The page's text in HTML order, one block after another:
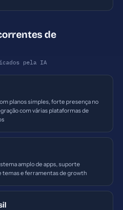
de
pela IA
planos simples, forte presença no
com várias plataformas de
amplo de apps, suporte
temas e ferramentas de growth